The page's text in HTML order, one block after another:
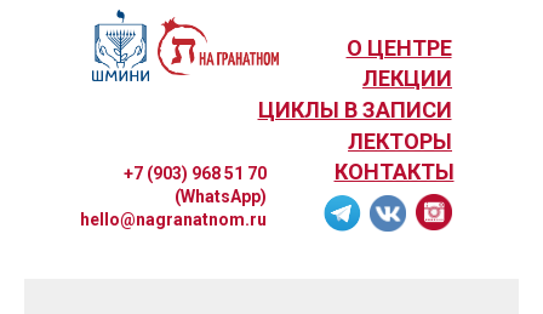
О ЦЕНТРЕ
ЛЕКЦИИ
ЦИКЛЫ В ЗАПИСИ
ЛЕКТОРЫ
КОНТАКТЫ
+7 (903) 968 51 70
(WhatsApp)
hello@nagranatnom.ru